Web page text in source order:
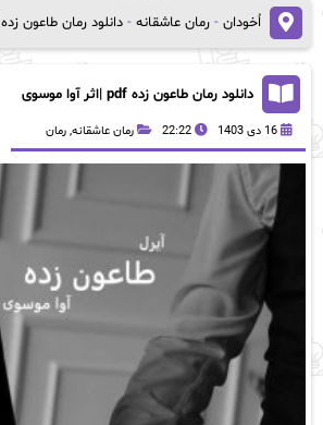
اُخودان- رمان عاشقانه- دانلود رمان طاعون‌ زده pdf |اثر آوا موسوی
دانلود رمان طاعون‌ زده pdf |اثر آوا موسوی
16 دی 1403 22:22 رمان عاشقانه, رمان